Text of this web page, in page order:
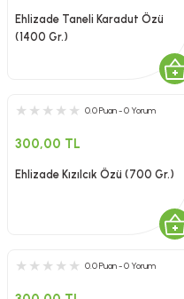
Ehlizade Taneli Karadut Özü
(1400 Gr.)
0.0 Puan - 0 Yorum
300,00 TL
Ehlizade Kızılcık Özü (700 Gr.)
0.0 Puan - 0 Yorum